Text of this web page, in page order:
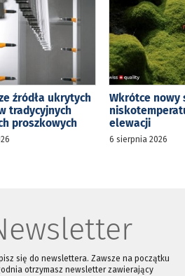
źródła ukrytych
tradycyjnych
proszkowych
Wkrótce nowy
elewacji
6 sierpnia 2026
się do newslettera. Zawsze na początku
otrzymasz newsletter zawierający